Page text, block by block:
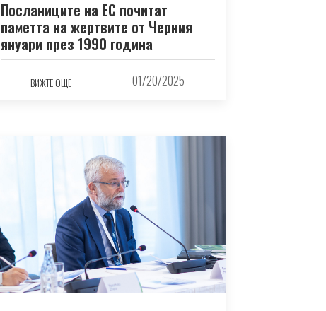
Посланиците на ЕС почитат
паметта на жертвите от Черния
януари през 1990 година
ВИЖТЕ ОЩЕ 01/20/2025